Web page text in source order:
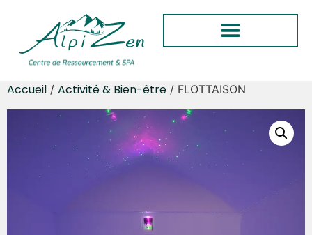
Accueil / Activité & Bien-être / FLOTTAISON